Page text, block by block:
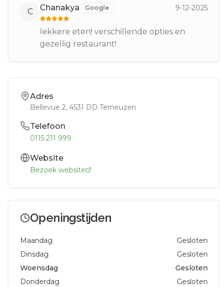
C Chanakya Google 9-12-2025
lekkere eten! verschillende opties en
gezellig restaurant!
Adres
Bellevue 2, 4531 DD Terneuzen
Telefoon
0115 211 999
Website
Bezoek website
Openingstijden
Maandag
Gesloten
Dinsdag
Gesloten
Woensdag
Gesloten
Donderdag
Gesloten